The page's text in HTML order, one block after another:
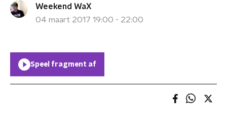
Weekend WaX
04 maart 2017 19:00 - 22:00
Speel fragment af